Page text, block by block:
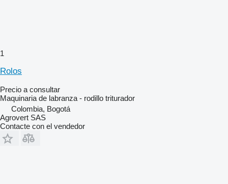
1
Rolos
Precio a consultar
Maquinaria de labranza - rodillo triturador
Colombia, Bogotá
Agrovert SAS
Contacte con el vendedor